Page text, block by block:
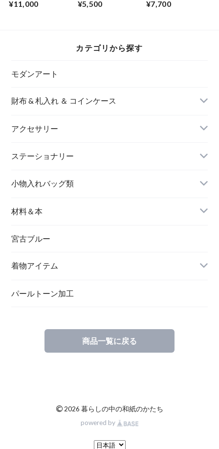
¥11,000 ¥5,500 ¥7,700
カテゴリから探す
モダンアート
財布 & 札入れ ＆ コインケース
長財布
アクセサリー
イヤリング＆ピアス
バングル＆ブレスレット
ペンダント
ブローチ
ステーショナリー
名刺入れ
メッセージカード
一筆箋
小物入れバッグ類
バッグ
材料＆本
ハンドメイドキット
宮古ブルー
着物アイテム
パールトーン加工
商品一覧に戻る
© 2026 暮らしの中の和紙のかたち
powered by